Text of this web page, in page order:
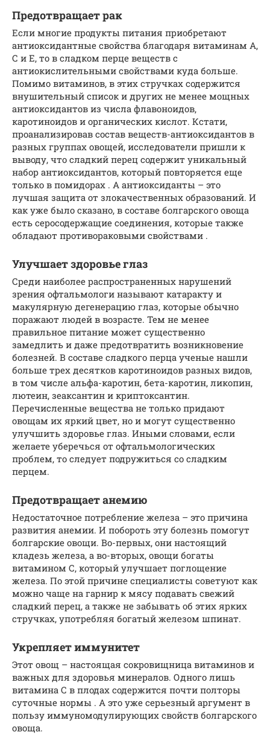
Предотвращает рак
Если многие продукты питания приобретают
антиоксидантные свойства благодаря витаминам А,
С и Е, то в сладком перце веществ с
антиокислительными свойствами куда больше.
Помимо витаминов, в этих стручках содержится
внушительный список и других не менее мощных
антиоксидантов из числа флавоноидов,
каротиноидов и органических кислот. Кстати,
проанализировав состав веществ-антиоксидантов в
разных группах овощей, исследователи пришли к
выводу, что сладкий перец содержит уникальный
набор антиоксидантов, который повторяется еще
только в помидорах . А антиоксиданты – это
лучшая защита от злокачественных образований. И
как уже было сказано, в составе болгарского овоща
есть серосодержащие соединения, которые также
обладают противораковыми свойствами .
Улучшает здоровье глаз
Среди наиболее распространенных нарушений
зрения офтальмологи называют катаракту и
макулярную дегенерацию глаз, которые обычно
поражают людей в возрасте. Тем не менее
правильное питание может существенно
замедлить и даже предотвратить возникновение
болезней. В составе сладкого перца ученые нашли
больше трех десятков каротиноидов разных видов,
в том числе альфа-каротин, бета-каротин, ликопин,
лютеин, зеаксантин и криптоксантин.
Перечисленные вещества не только придают
овощам их яркий цвет, но и могут существенно
улучшить здоровье глаз. Иными словами, если
желаете уберечься от офтальмологических
проблем, то следует подружиться со сладким
перцем.
Предотвращает анемию
Недостаточное потребление железа – это причина
развития анемии. И побороть эту болезнь помогут
болгарские овощи. Во-первых, они настоящий
кладезь железа, а во-вторых, овощи богаты
витамином С, который улучшает поглощение
железа. По этой причине специалисты советуют как
можно чаще на гарнир к мясу подавать свежий
сладкий перец, а также не забывать об этих ярких
стручках, употребляя богатый железом шпинат.
Укрепляет иммунитет
Этот овощ – настоящая сокровищница витаминов и
важных для здоровья минералов. Одного лишь
витамина С в плодах содержится почти полторы
суточные нормы . А это уже серьезный аргумент в
пользу иммуномодулирующих свойств болгарского
овоща.